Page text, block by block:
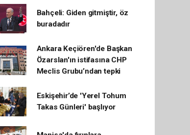
Bahçeli: Giden gitmiştir, öz
buradadır
Ankara Keçiören'de Başkan
Özarslan'ın istifasına CHP
Meclis Grubu’ndan tepki
Eskişehir’de 'Yerel Tohum
Takas Günleri' başlıyor